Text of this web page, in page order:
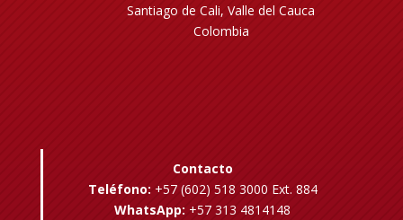
Santiago de Cali, Valle del Cauca
Colombia
Contacto
Teléfono: +57 (602) 518 3000 Ext. 884
WhatsApp: +57 313 4814148